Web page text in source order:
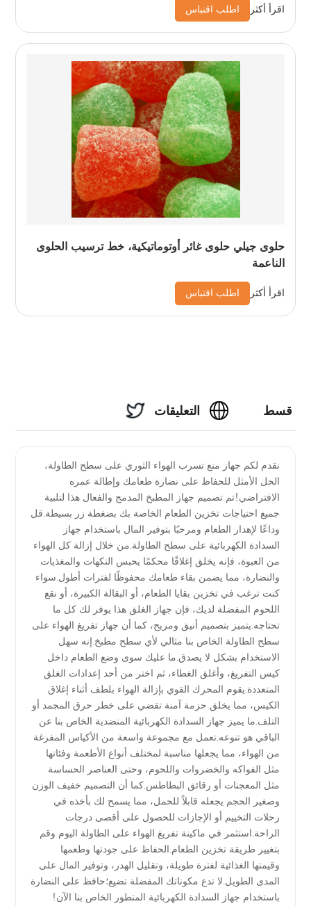
اقرأ أكثر اطلب اقتباس
حلوى جيلي حلوى غائر أوتوماتيكية، خط ترسيب الحلوى
الناعمة
اقرأ أكثر اطلب اقتباس
قسط
فراغ
الطاولة -
الشركة
المصنعة
الرائدة
للبيع
بالجملة
والتصدير
من الصين
التعليقات
نقدم لكم جهاز منع تسرب الهواء الثوري على سطح الطاولة،
الحل الأمثل للحفاظ على نضارة طعامك وإطالة عمره
الافتراضي!تم تصميم جهاز المطبخ المدمج والفعال هذا لتلبية
جميع احتياجات تخزين الطعام الخاصة بك بضغطة زر بسيطة.قل
وداعًا لإهدار الطعام ومرحبًا بتوفير المال باستخدام جهاز
السدادة الكهربائية على سطح الطاولة.من خلال إزالة كل الهواء
من العبوة، فإنه يخلق إغلاقًا محكمًا يحبس النكهات والمغذيات
والنضارة، مما يضمن بقاء طعامك محفوظًا لفترات أطول.سواء
كنت ترغب في تخزين بقايا الطعام، أو البقالة الكبيرة، أو نقع
اللحوم المفضلة لديك، فإن جهاز الغلق هذا يوفر لك كل ما
تحتاجه.يتميز بتصميم أنيق ومريح، كما أن جهاز تفريغ الهواء على
سطح الطاولة الخاص بنا مثالي لأي سطح مطبخ.إنه سهل
الاستخدام بشكل لا يصدق.ما عليك سوى وضع الطعام داخل
كيس التفريغ، وأغلق الغطاء، ثم اختر من أحد إعدادات الغلق
المتعددة.يقوم المحرك القوي بإزالة الهواء بلطف أثناء إغلاق
الكيس، مما يخلق حزمة آمنة تقضي على خطر حرق المجمد أو
التلف.ما يميز جهاز السدادة الكهربائية المنضدية الخاص بنا عن
الباقي هو تنوعه.تعمل مع مجموعة واسعة من الأكياس المفرغة
من الهواء، مما يجعلها مناسبة لمختلف أنواع الأطعمة وفئاتها
مثل الفواكه والخضروات واللحوم، وحتى العناصر الحساسة
مثل المعجنات أو رقائق البطاطس.كما أن التصميم خفيف الوزن
وصغير الحجم يجعله قابلاً للحمل، مما يسمح لك بأخذه في
رحلات التخييم أو الإجازات للحصول على أقصى درجات
الراحة.استثمر في ماكينة تفريغ الهواء على الطاولة اليوم وقم
بتغيير طريقة تخزين الطعام.الحفاظ على جودتها وطعمها
وقيمتها الغذائية لفترة طويلة، وتقليل الهدر، وتوفير المال على
المدى الطويل.لا تدع مكوناتك المفضلة تضيع؛حافظ على النضارة
باستخدام جهاز السدادة الكهربائية المتطور الخاص بنا الآن!